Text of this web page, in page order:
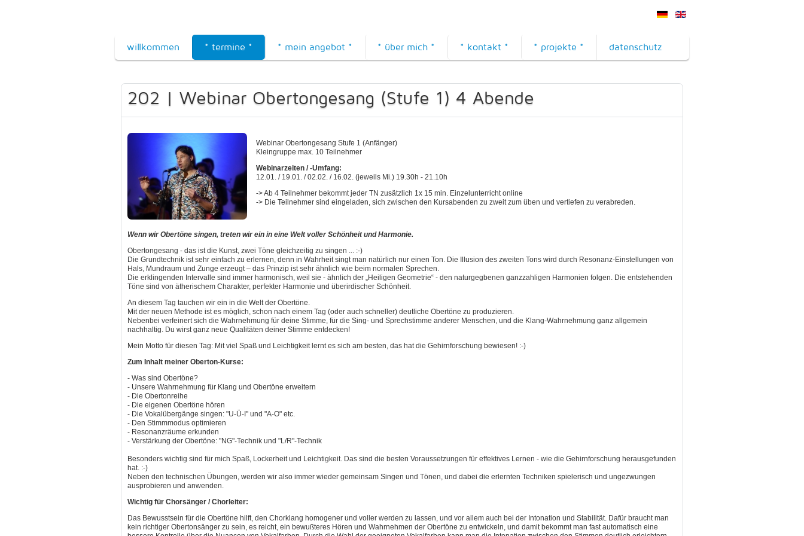
willkommen * termine * * mein angebot * * über mich * * kontakt * * projekte * datenschutz
202 | Webinar Obertongesang (Stufe 1) 4 Abende
Webinar Obertongesang Stufe 1 (Anfänger)
Kleingruppe max. 10 Teilnehmer
Webinarzeiten / -Umfang:
12.01. / 19.01. / 02.02. / 16.02. (jeweils Mi.) 19.30h - 21.10h
-> Ab 4 Teilnehmer bekommt jeder TN zusätzlich 1x 15 min. Einzelunterricht online
-> Die Teilnehmer sind eingeladen, sich zwischen den Kursabenden zu zweit zum üben und vertiefen zu verabreden.
Wenn wir Obertöne singen, treten wir ein in eine Welt voller Schönheit und Harmonie.
Obertongesang - das ist die Kunst, zwei Töne gleichzeitig zu singen ... :-)
Die Grundtechnik ist sehr einfach zu erlernen, denn in Wahrheit singt man natürlich nur einen Ton. Die Illusion des zweiten Tons wird durch Resonanz-Einstellungen von
Hals, Mundraum und Zunge erzeugt – das Prinzip ist sehr ähnlich wie beim normalen Sprechen.
Die erklingenden Intervalle sind immer harmonisch, weil sie - ähnlich der „Heiligen Geometrie“ - den naturgegbenen ganzzahligen Harmonien folgen. Die entstehenden
Töne sind von ätherischem Charakter, perfekter Harmonie und überirdischer Schönheit.
An diesem Tag tauchen wir ein in die Welt der Obertöne.
Mit der neuen Methode ist es möglich, schon nach einem Tag (oder auch schneller) deutliche Obertöne zu produzieren.
Nebenbei verfeinert sich die Wahrnehmung für deine Stimme, für die Sing- und Sprechstimme anderer Menschen, und die Klang-Wahrnehmung ganz allgemein
nachhaltig. Du wirst ganz neue Qualitäten deiner Stimme entdecken!
Mein Motto für diesen Tag: Mit viel Spaß und Leichtigkeit lernt es sich am besten, das hat die Gehirnforschung bewiesen! :-)
Zum Inhalt meiner Oberton-Kurse:
- Was sind Obertöne?
- Unsere Wahrnehmung für Klang und Obertöne erweitern
- Die Obertonreihe
- Die eigenen Obertöne hören
- Die Vokalübergänge singen: "U-Ü-I" und "A-O" etc.
- Den Stimmmodus optimieren
- Resonanzräume erkunden
- Verstärkung der Obertöne: "NG"-Technik und "L/R"-Technik
Besonders wichtig sind für mich Spaß, Lockerheit und Leichtigkeit. Das sind die besten Voraussetzungen für effektives Lernen - wie die Gehirnforschung herausgefunden
hat. :-)
Neben den technischen Übungen, werden wir also immer wieder gemeinsam Singen und Tönen, und dabei die erlernten Techniken spielerisch und ungezwungen
ausprobieren und anwenden.
Wichtig für Chorsänger / Chorleiter:
Das Bewusstsein für die Obertöne hilft, den Chorklang homogener und voller werden zu lassen, und vor allem auch bei der Intonation und Stabilität. Dafür braucht man
kein richtiger Obertonsänger zu sein, es reicht, ein bewußteres Hören und Wahrnehmen der Obertöne zu entwickeln, und damit bekommt man fast automatisch eine